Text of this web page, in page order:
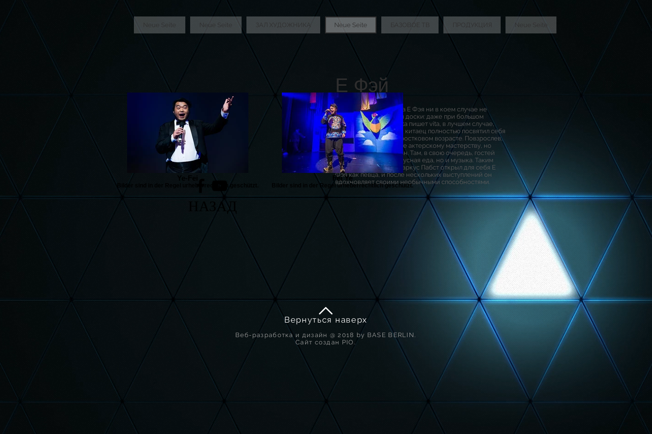
Neue Seite Neue Seite ЗАЛ ХУДОЖНИКА Neue Seite БАЗОВОЕ ТВ ПРОДУКЦИЯ Neue Seite
Е Фэй
пение
Жизненный путь певца Е Фэя ни в коем случае не
сходится с чертежной доски: даже при большом
воображении такая vita пишет vita, в лучшем случае,
саму жизнь: 30-летний китаец полностью посвятил себя
музыка и пение в подростковом возрасте. Повзрослев,
он отдал предпочтение актерскому мастерству, но
потом открыл ресторан. Там, в свою очередь, гостей
радовала не только вкусная еда, но и музыка. Таким
образом, режиссер Маркус Пабст открыл для себя Е
Фэя как певца, и после нескольких выступлений он
вдохновляет своими необычными способностями.
Ye-Fei
Bilder sind in der Regel urheberrechtlich geschützt.
Fei Ye
Bilder sind in der Regel urheberrechtlich geschützt.
НАЗАД
Вернуться наверх
Веб-разработка и дизайн @ 2018 by BASE BERLIN.
Сайт создан PIO.